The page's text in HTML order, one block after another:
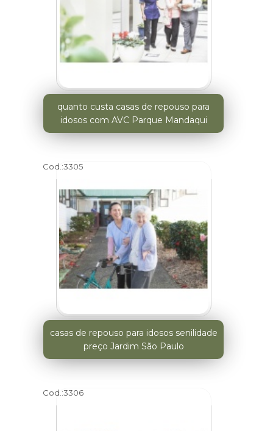
quanto custa casas de repouso para
idosos com AVC Parque Mandaqui
Cod.:3305
casas de repouso para idosos senilidade
preço Jardim São Paulo
Cod.:3306